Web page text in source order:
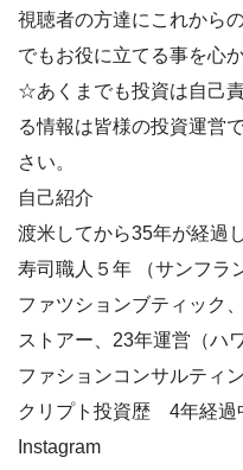
視聴者の方達にこれから
でもお役に立てる事を心
☆あくまでも投資は自己
る情報は皆様の投資運営
さい。
自己紹介
渡米してから35年が経過
寿司職人５年 （サンフラ
ファツションブティック
ストアー、23年運営（ハ
ファションコンサルティ
クリプト投資歴 4年経過
Instagram